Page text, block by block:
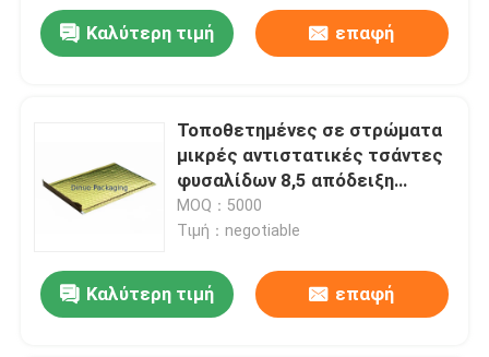
Καλύτερη τιμή επαφή
Τοποθετημένες σε στρώματα
μικρές αντιστατικές τσάντες
φυσαλίδων 8,5 απόδειξη
ακτινοβολίας " X14.5» #3
MOQ：5000
Τιμή：negotiable
Καλύτερη τιμή επαφή